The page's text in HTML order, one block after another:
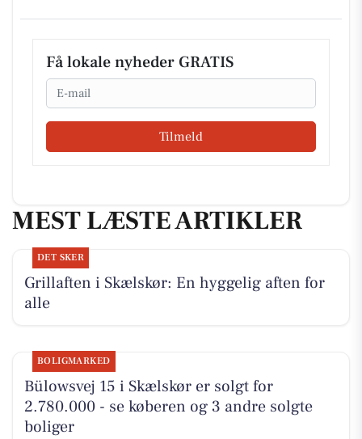
Få lokale nyheder GRATIS
Email
Tilmeld
MEST LÆSTE ARTIKLER
DET SKER
Grillaften i Skælskør: En hyggelig aften for
alle
BOLIGMARKED
Bülowsvej 15 i Skælskør er solgt for
2.780.000 - se køberen og 3 andre solgte
boliger